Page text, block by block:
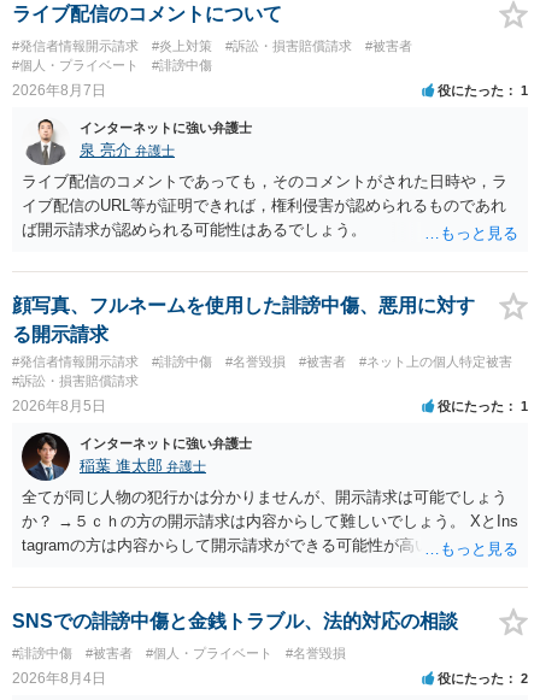
ライブ配信のコメントについて
#発信者情報開示請求 #炎上対策 #訴訟・損害賠償請求
#被害者
#個人・プライベート
#誹謗中傷
2026年8月7日 役にたった 1
インターネットに強い弁護士
泉 亮介 弁護士
ライブ配信のコメントであっても，そのコメントがされた日時や，ラ
イブ配信のURL等が証明できれば，権利侵害が認められるものであれ
ば開示請求が認められる可能性はあるでしょう。
顔写真、フルネームを使用した誹謗中傷、悪用に対す
る開示請求
#発信者情報開示請求 #誹謗中傷 #名誉毀損 #被害者
#ネット上の個人特定被害
#訴訟・損害賠償請求
2026年8月5日 役にたった 1
インターネットに強い弁護士
稲葉 進太郎 弁護士
全てが同じ人物の犯行かは分かりませんが、開示請求は可能でしょう
か？ →５ｃｈの方の開示請求は内容からして難しいでしょう。 XとIns
tagramの方は内容からして開示請求ができる可能性が高いでしょう。
いでしょう。７月中にアカウントが削除されている場合、今から進め
ても失敗する可能性が高いように思われます。 相手を特定できた場
合、相手に全ての弁護士費用を負担させることは可能でしょうか？ →
訴訟外の交渉で相手方が認めれば負担させることができるでしょう。
訴訟で判決となった場合は、実際の弁護士費用が認められる場合と認
SNSでの誹謗中傷と金銭トラブル、法的対応の相談
#誹謗中傷 #被害者 #個人・プライベート #名誉毀損
2026年8月4日 役にたった 2